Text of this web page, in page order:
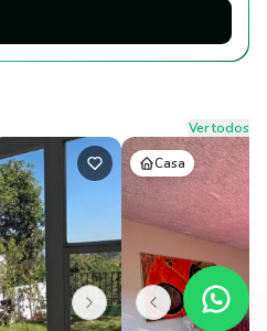
Ver todos
Casa